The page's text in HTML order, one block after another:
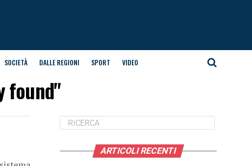
SOCIETÀ DALLE REGIONI SPORT VIDEO
found"
ARTICOLI RECENTI